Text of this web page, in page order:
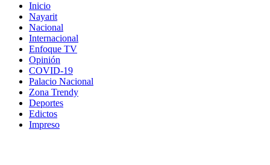
Inicio
Nayarit
Nacional
Internacional
Enfoque TV
Opinión
COVID-19
Palacio Nacional
Zona Trendy
Deportes
Edictos
Impreso